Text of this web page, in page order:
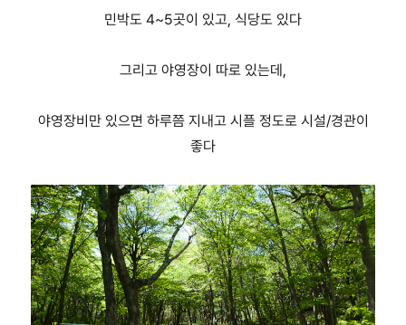
민박도 4~5곳이 있고, 식당도 있다
그리고 야영장이 따로 있는데,
야영장비만 있으면 하루쯤 지내고 시플 정도로 시설/경관이
좋다